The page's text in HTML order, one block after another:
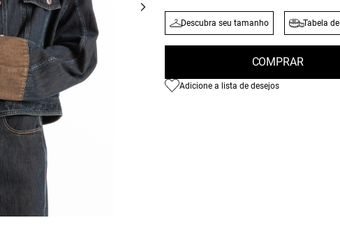
Descubra seu tamanho Tabela
COMPRAR
Adicione a lista de desejos